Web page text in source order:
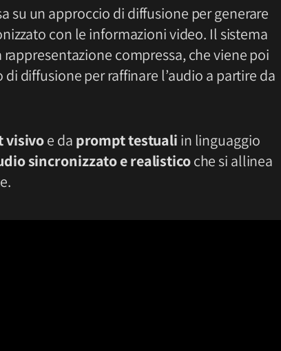
su un approccio di diffusione per generare
con le informazioni video. Il sistema
compressa, che viene poi
diffusione per raffinare l’audio a partire da
visivoe da prompt testuali in linguaggio
sincronizzato e realisticoche si allinea